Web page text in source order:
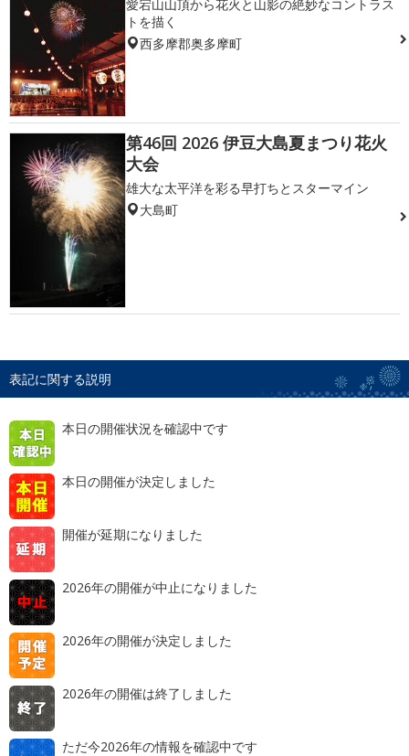
愛宕山山頂から花火と山影の絶妙なコントラス
トを描く
西多摩郡奥多摩町
第46回 2026 伊豆大島夏まつり花火
大会
雄大な太平洋を彩る早打ちとスターマイン
大島町
表記に関する説明
本日の開催状況を確認中です
本日の開催が決定しました
開催が延期になりました
2026年の開催が中止になりました
2026年の開催が決定しました
2026年の開催は終了しました
ただ今2026年の情報を確認中です